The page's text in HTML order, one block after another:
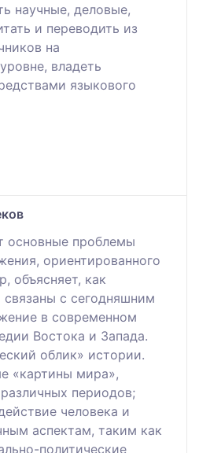
научные, деловые,
и переводить из
на
владеть
языкового
основные проблемы
ориентированного
объясняет, как
с сегодняшним
в современном
Востока и Запада.
облик» истории.
«картины мира»,
периодов;
человека и
аспектам, таким как
политические